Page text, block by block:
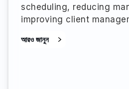
scheduling, reducing
improving client
আরও জানুন